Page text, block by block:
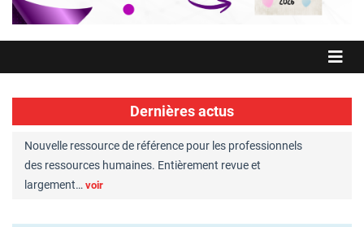
Dernières actus
Nouvelle ressource de référence pour les professionnels
des ressources humaines. Entièrement revue et
largement… voir